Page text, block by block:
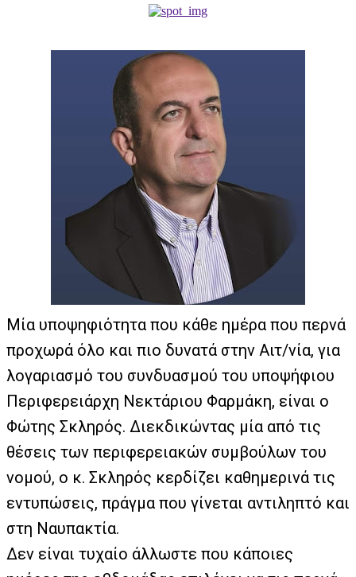
Μία υποψηφιότητα που κάθε ημέρα που περνά
προχωρά όλο και πιο δυνατά στην Αιτ/νία, για
λογαριασμό του συνδυασμού του υποψήφιου
Περιφερειάρχη Νεκτάριου Φαρμάκη, είναι ο
Φώτης Σκληρός. Διεκδικώντας μία από τις
θέσεις των περιφερειακών συμβούλων του
νομού, ο κ. Σκληρός κερδίζει καθημερινά τις
εντυπώσεις, πράγμα που γίνεται αντιληπτό και
στη Ναυπακτία.
Δεν είναι τυχαίο άλλωστε που κάποιες